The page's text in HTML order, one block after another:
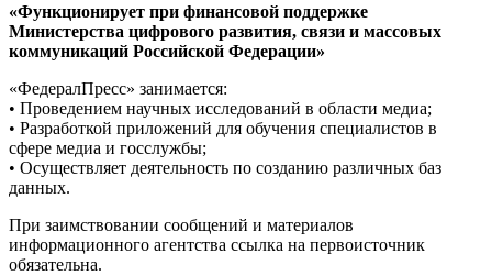
«Функционирует при финансовой поддержке
Министерства цифрового развития, связи и массовых
коммуникаций Российской Федерации»
«ФедералПресс» занимается:
• Проведением научных исследований в области медиа;
• Разработкой приложений для обучения специалистов в
сфере медиа и госслужбы;
• Осуществляет деятельность по созданию различных баз
данных.
При заимствовании сообщений и материалов
информационного агентства ссылка на первоисточник
обязательна.